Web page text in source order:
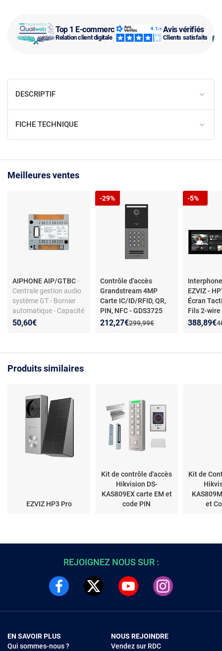
Top 1 E-commerce
Relation client digitale
Avis vérifiés
Clients satisfaits
DESCRIPTIF
FICHE TECHNIQUE
Meilleures ventes
AIPHONE AIP/GTBC-
Centrale gestion audio
système GT - Bornier
automatique - Capacité
48 postes - Fixation rail
50,60€
Contrôle d'accès
Grandstream 4MP
Carte IC/ID/RFID, QR,
PIN, NFC - GDS3725
Ancien prix :
299,99€
Nouveau prix :
212,27€
Réduction de :
-29%
EZVIZ -
Écran
Fils 2-wire
connecté
Nouveau
388,89€
-5%
Produits similaires
EZVIZ HP3 Pro
Kit de contrôle d'accès
Hikvision DS-
KAS809EX carte EM et
code PIN
Kit de
et
REJOIGNEZ NOUS SUR :
EN SAVOIR PLUS
Qui sommes-nous ?
NOUS REJOINDRE
Vendez sur RDC